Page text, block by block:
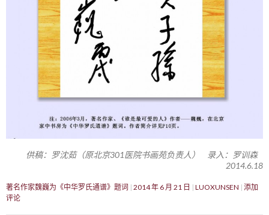
供稿：罗沈茹（原北京301医院书画苑负责人） 录入：罗训森
2014.6.18
著名作家魏巍为《中华罗氏通谱》题词 2014 年 6 月 21 日 LUOXUNSEN 添加
评论